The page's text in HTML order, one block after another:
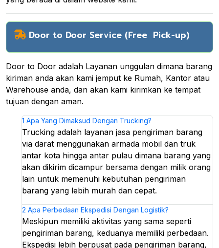
Door to Door Service (Free Pick-up)
Door to Door adalah Layanan unggulan dimana barang
kiriman anda akan kami jemput ke Rumah, Kantor atau
Warehouse anda, dan akan kami kirimkan ke tempat
tujuan dengan aman.
1 Apa Yang Dimaksud Dengan Trucking?
Trucking adalah layanan jasa pengiriman barang
via darat menggunakan armada mobil dan truk
antar kota hingga antar pulau dimana barang yang
akan dikirim dicampur bersama dengan milik orang
lain untuk memenuhi kebutuhan pengiriman
barang yang lebih murah dan cepat.
2 Apa Perbedaan Ekspedisi Dengan Logistik?
Meskipun memiliki aktivitas yang sama seperti
pengiriman barang, keduanya memiliki perbedaan.
Ekspedisi lebih berpusat pada pengiriman barang,